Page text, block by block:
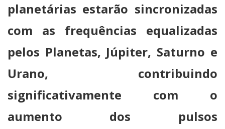
planetárias estarão sincronizadas
com as frequências equalizadas
pelos Planetas, Júpiter, Saturno e
Urano, contribuindo
significativamente com o
aumento dos pulsos